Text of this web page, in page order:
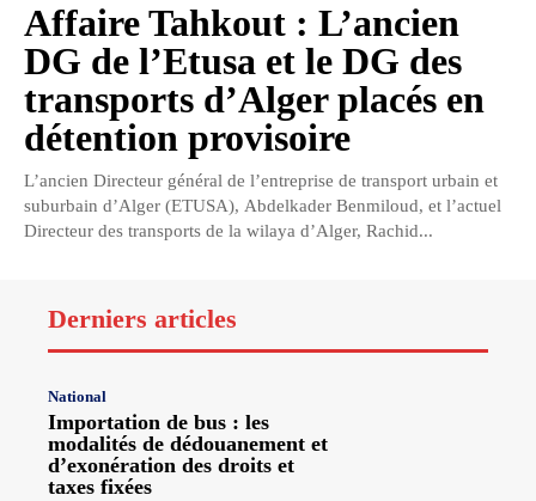
Affaire Tahkout : L’ancien
DG de l’Etusa et le DG des
transports d’Alger placés en
détention provisoire
L’ancien Directeur général de l’entreprise de transport urbain et
suburbain d’Alger (ETUSA), Abdelkader Benmiloud, et l’actuel
Directeur des transports de la wilaya d’Alger, Rachid...
Derniers articles
National
Importation de bus : les
modalités de dédouanement et
d’exonération des droits et
taxes fixées